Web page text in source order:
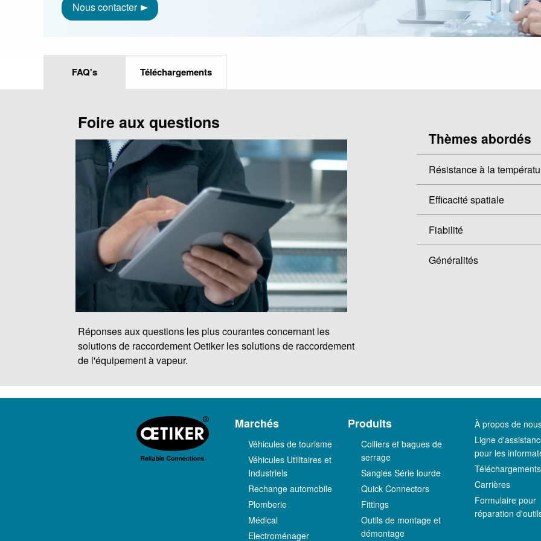
Nous contacter
FAQ's Téléchargements
Foire aux questions
Réponses aux questions les plus courantes concernant les
solutions de raccordement Oetiker les solutions de raccordement
de l'équipement à vapeur.
Thèmes abordés
Résistance à la
Efficacité spatiale
Fiabilité
Généralités
Marchés
Véhicules de tourisme
Véhicules Utilitaires et
Industriels
Rechange automobile
Plomberie
Médical
Electroménager
Produits
Colliers et bagues de
serrage
Sangles Série lourde
Quick Connectors
Fittings
Outils de montage et
démontage
À propos de
Ligne
pour les
Téléchargements
Carrières
Formulaire pour
réparation